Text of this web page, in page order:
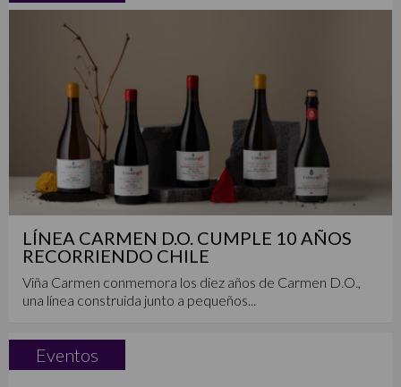
LÍNEA CARMEN D.O. CUMPLE 10 AÑOS
RECORRIENDO CHILE
Viña Carmen conmemora los diez años de Carmen D.O.,
una línea construida junto a pequeños...
Eventos